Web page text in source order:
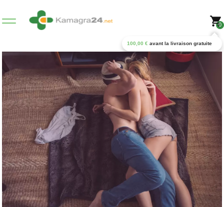
0
100,00 € avant la livraison gratuite